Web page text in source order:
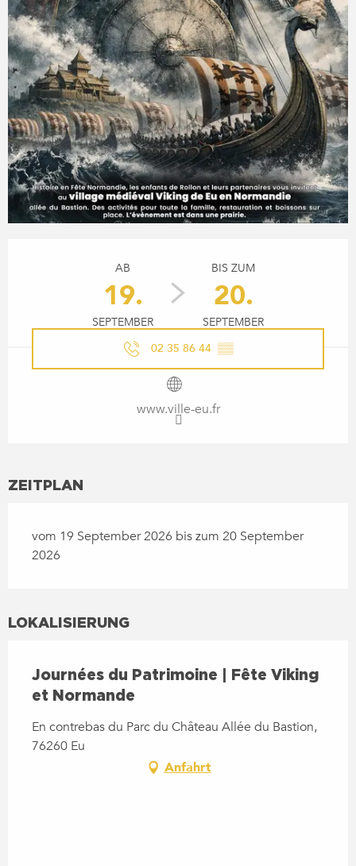
AB
19.
SEPTEMBER
BIS ZUM
20.
SEPTEMBER
02 35 86 44 ▒▒
www.ville-eu.fr
ZEITPLAN
vom 19 September 2026 bis zum 20 September
2026
LOKALISIERUNG
Journées du Patrimoine | Fête Viking
et Normande
En contrebas du Parc du Château Allée du Bastion,
76260 Eu
Anfahrt